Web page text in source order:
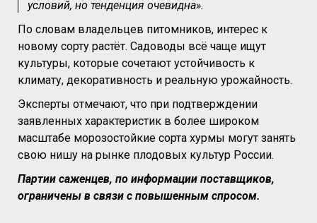
условий, но тенденция очевидна».
По словам владельцев питомников, интерес к
новому сорту растёт. Садоводы всё чаще ищут
культуры, которые сочетают устойчивость к
климату, декоративность и реальную урожайность.
Эксперты отмечают, что при подтверждении
заявленных характеристик в более широком
масштабе морозостойкие сорта хурмы могут занять
свою нишу на рынке плодовых культур России.
Партии саженцев, по информации поставщиков,
ограничены в связи с повышенным спросом.